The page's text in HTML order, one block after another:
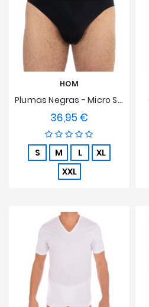
HOM
Plumas Negras - Micro Slip
36,95 €
S M L
XL
XXL